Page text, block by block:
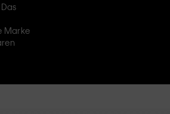
Marke